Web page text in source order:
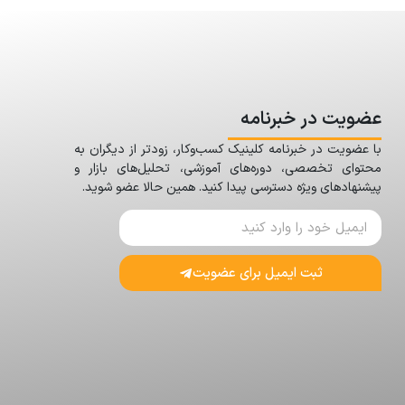
عضویت در خبرنامه
با عضویت در خبرنامه کلینیک کسب‌وکار، زودتر از دیگران به
محتوای تخصصی، دوره‌های آموزشی، تحلیل‌های بازار و
پیشنهادهای ویژه دسترسی پیدا کنید. همین حالا عضو شوید.
ثبت ایمیل برای عضویت